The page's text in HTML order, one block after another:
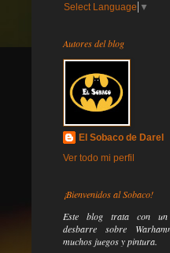
Select Language ▼
Autores del blog
El Sobaco de Darel
Ver todo mi perfil
¡Bienvenidos al Sobaco!
Este blog trata con
desbarre sobre
muchos juegos y pintura.